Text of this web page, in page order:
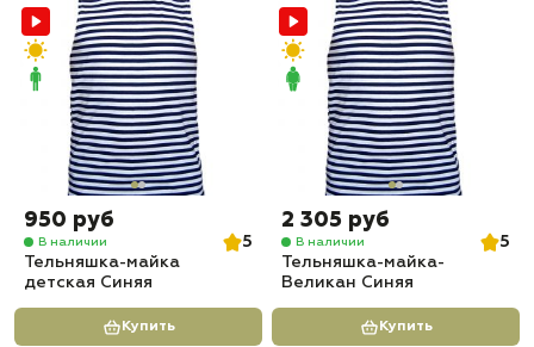
950 руб
В наличии
5
Тельняшка-майка
детская Синяя
Купить
2 305 руб
В наличии
5
Тельняшка-майка-
Великан Синяя
Купить